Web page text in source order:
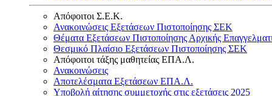
Απόφοιτοι Σ.Ε.Κ.
Ανακοινώσεις Εξετάσεων Πιστοποίησης ΣΕΚ
Θέματα Εξετάσεων Πιστοποίησης Αρχικής
Θεσμικό Πλαίσιο Εξετάσεων Πιστοποίησης ΣΕΚ
Απόφοιτοι τάξης μαθητείας ΕΠΑ.Λ.
Ανακοινώσεις
Αποτελέσματα Εξετάσεων ΕΠΑ.Λ.
Υποβολή αίτησης συμμετοχής στις εξετάσεις 2025